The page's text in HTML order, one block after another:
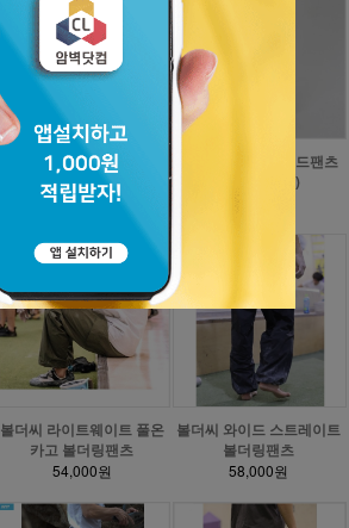
쏘엠 째밍팬츠 암벽등반 볼
더링팬츠 클라이밍팬츠
56,000원
쏘엠 에어더블와이드팬츠
(Grey Label)
볼더씨 라이트웨이트 풀온
카고 볼더링팬츠
54,000원
볼더씨 와이드 스트레이트
볼더링팬츠
58,000원